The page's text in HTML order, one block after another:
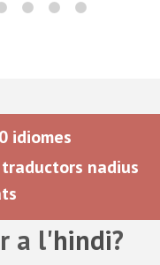
idiomes
traductors nadius
a l'hindi?